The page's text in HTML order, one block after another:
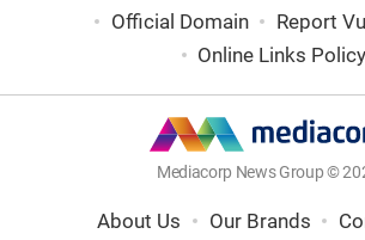
Official Domain
Report
Online Links Policy
Mediacorp News Group ©
About Us Our Brands